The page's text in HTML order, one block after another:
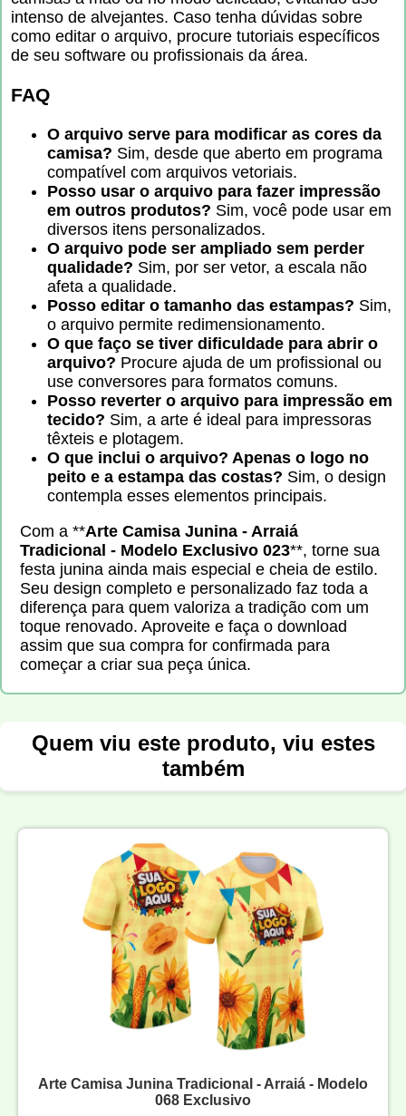
intenso de alvejantes. Caso tenha dúvidas sobre
como editar o arquivo, procure tutoriais específicos
de seu software ou profissionais da área.
FAQ
O arquivo serve para modificar as cores da
camisa? Sim, desde que aberto em programa
compatível com arquivos vetoriais.
Posso usar o arquivo para fazer impressão
em outros produtos? Sim, você pode usar em
diversos itens personalizados.
O arquivo pode ser ampliado sem perder
qualidade? Sim, por ser vetor, a escala não
afeta a qualidade.
Posso editar o tamanho das estampas? Sim,
o arquivo permite redimensionamento.
O que faço se tiver dificuldade para abrir o
arquivo? Procure ajuda de um profissional ou
use conversores para formatos comuns.
Posso reverter o arquivo para impressão em
tecido? Sim, a arte é ideal para impressoras
têxteis e plotagem.
O que inclui o arquivo? Apenas o logo no
peito e a estampa das costas? Sim, o design
contempla esses elementos principais.
Com a **Arte Camisa Junina - Arraiá
Tradicional - Modelo Exclusivo 023**, torne sua
festa junina ainda mais especial e cheia de estilo.
Seu design completo e personalizado faz toda a
diferença para quem valoriza a tradição com um
toque renovado. Aproveite e faça o download
assim que sua compra for confirmada para
começar a criar sua peça única.
Quem viu este produto, viu estes
também
Arte Camisa Junina Tradicional - Arraiá - Modelo
068 Exclusivo